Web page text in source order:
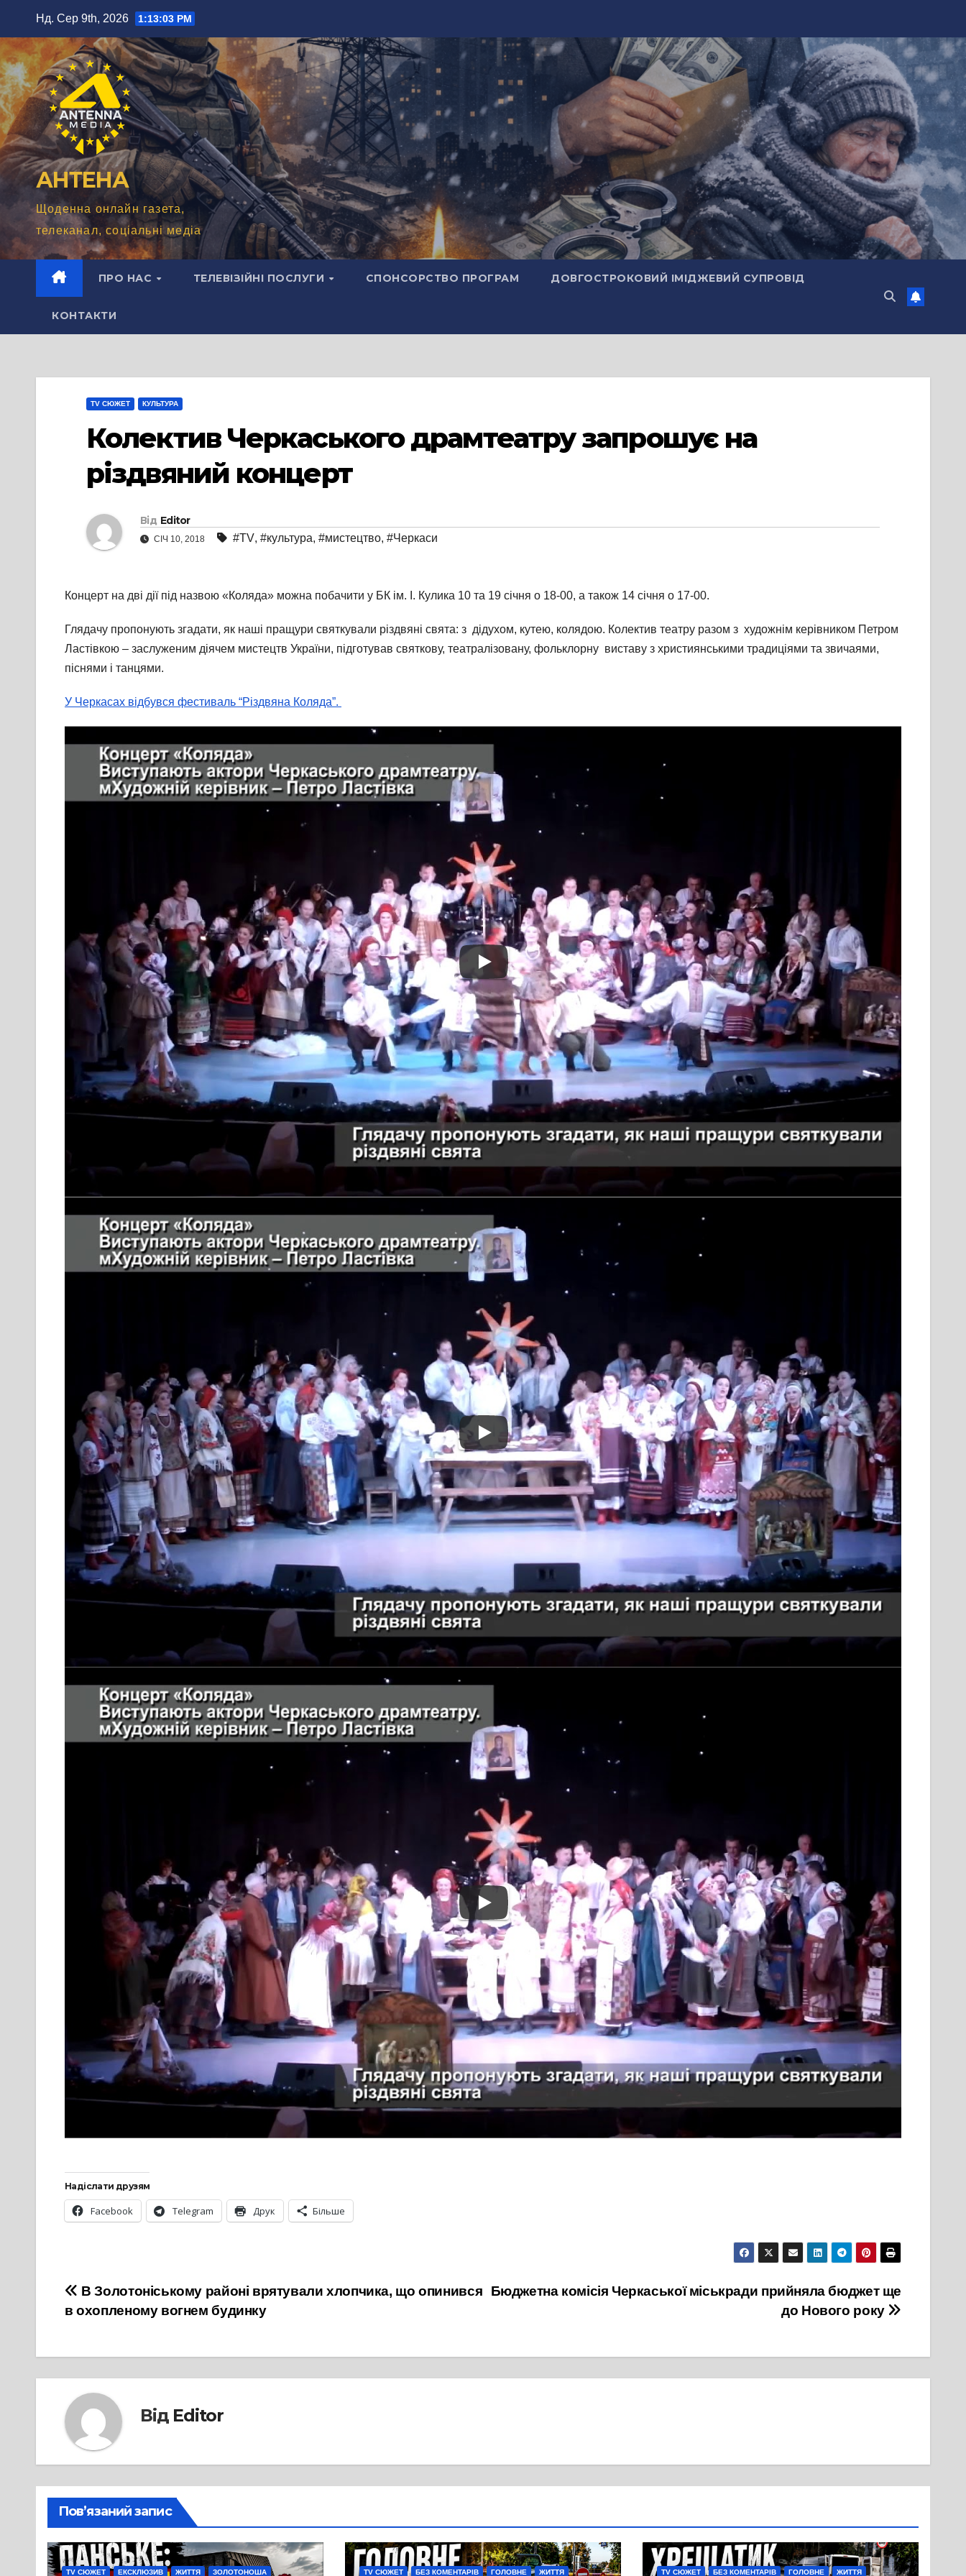
вмісту
Нд. Сер 9th, 2026 1:13:05 PM
АНТЕНА
Щоденна онлайн газета,
телеканал, соціальні медіа
ПРО НАС ТЕЛЕВІЗІЙНІ ПОСЛУГИ СПОНСОРСТВО ПРОГРАМ ДОВГОСТРОКОВИЙ ІМІДЖЕВИЙ СУПРОВІД
КОНТАКТИ
TV СЮЖЕТ КУЛЬТУРА
Колектив Черкаського драмтеатру запрошує на
різдвяний концерт
Від Editor
СІЧ 10, 2018 #TV, #культура, #мистецтво, #Черкаси
Концерт на дві дії під назвою «Коляда» можна побачити у БК ім. І. Кулика 10 та 19 січня о 18-00, а також 14 січня о 17-00.
Глядачу пропонують згадати, як наші пращури святкували різдвяні свята: з дідухом, кутею, колядою. Колектив театру разом з художнім керівником Петром
Ластівкою – заслуженим діячем мистецтв України, підготував святкову, театралізовану, фольклорну виставу з християнськими традиціями та звичаями,
піснями і танцями.
У Черкасах відбувся фестиваль “Різдвяна Коляда”.
Надіслати друзям
Facebook Telegram Друк Більше
Навігація
Бюджетна комісія Черкаської міськради прийняла бюджет ще
до Нового року
В Золотоніському районі врятували хлопчика, що опинився
в охопленому вогнем будинку
Від Editor
Пов’язаний запис
TV СЮЖЕТ ЕКСКЛЮЗИВ ЖИТТЯ ЗОЛОТОНОША TV СЮЖЕТ БЕЗ КОМЕНТАРІВ ГОЛОВНЕ ЖИТТЯ TV СЮЖЕТ БЕЗ КОМЕНТАРІВ ГОЛОВНЕ ЖИТТЯ